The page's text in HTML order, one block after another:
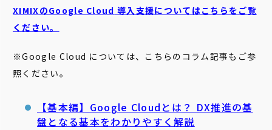
XIMIXのGoogle Cloud 導入支援についてはこちらをご覧
ください。
※Google Cloud については、こちらのコラム記事もご参
照ください。
【基本編】Google Cloudとは？ DX推進の基
盤となる基本をわかりやすく解説